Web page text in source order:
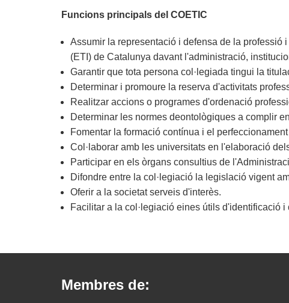
Funcions principals del COETIC
Assumir la representació i defensa de la
(ETI) de Catalunya davant l'administració,
Garantir que tota persona col·legiada tingui la
Determinar i promoure la reserva d'activitats
Realitzar accions o programes d'ordenació
Determinar les normes deontològiques a complir
Fomentar la formació contínua i el
Col·laborar amb les universitats en l'elaboració
Participar en els òrgans consultius de
Difondre entre la col·legiació la legislació vigent
Oferir a la societat serveis d'interès.
Facilitar a la col·legiació eines útils d'identificació
Membres de: